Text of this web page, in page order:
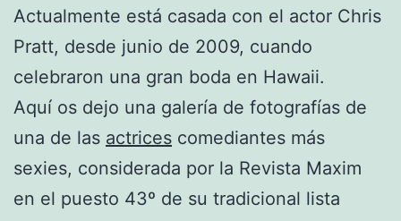
Actualmente está casada con el actor Chris
Pratt, desde junio de 2009, cuando
celebraron una gran boda en Hawaii.
Aquí os dejo una galería de fotografías de
una de las actrices comediantes más
sexies, considerada por la Revista Maxim
en el puesto 43º de su tradicional lista